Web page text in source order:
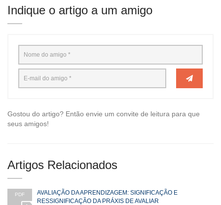
Indique o artigo a um amigo
Gostou do artigo? Então envie um convite de leitura para que
seus amigos!
Artigos Relacionados
PDF
AVALIAÇÃO DA APRENDIZAGEM: SIGNIFICAÇÃO E
RESSIGNIFICAÇÃO DA PRÁXIS DE AVALIAR